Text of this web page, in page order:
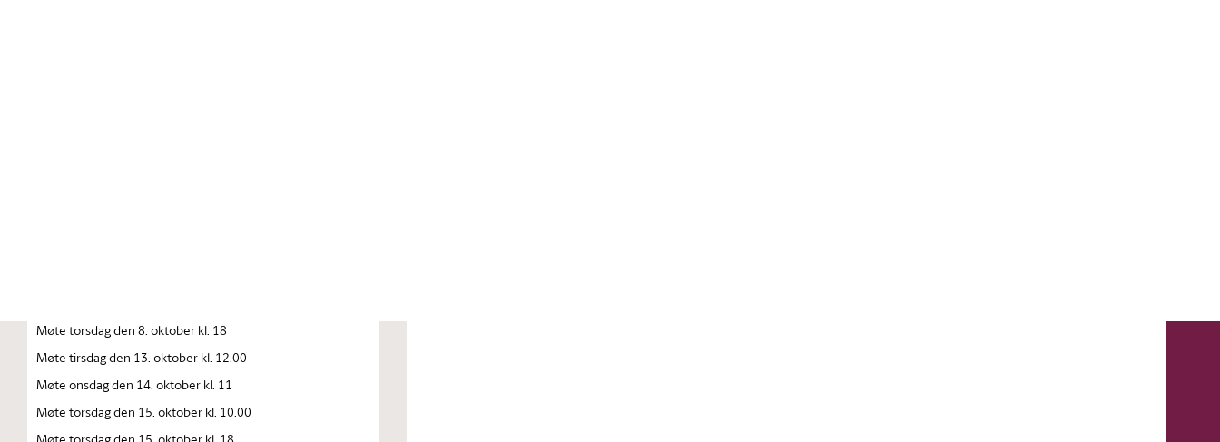
Møte torsdag den 8. oktober kl. 18
Møte tirsdag den 13. oktober kl. 12.00
Møte onsdag den 14. oktober kl. 11
Møte torsdag den 15. oktober kl. 10.00